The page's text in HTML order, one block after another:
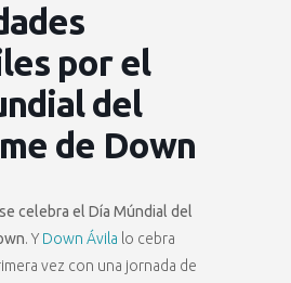
por el
del
de Down
celebra el Día Múndial del
. Y Down Ávila lo cebra
vez con una jornada de